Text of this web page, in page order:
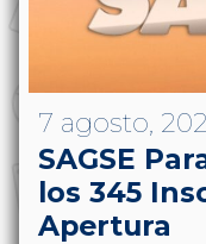
7 agosto,
SAGSE
los 345
Apertura